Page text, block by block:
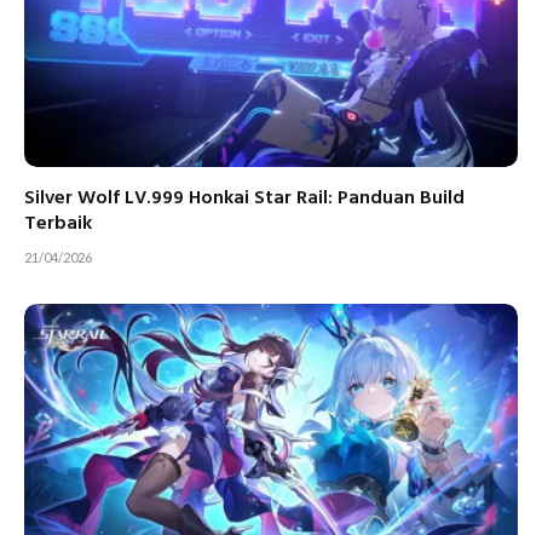
Silver Wolf LV.999 Honkai Star Rail: Panduan Build
Terbaik
21/04/2026